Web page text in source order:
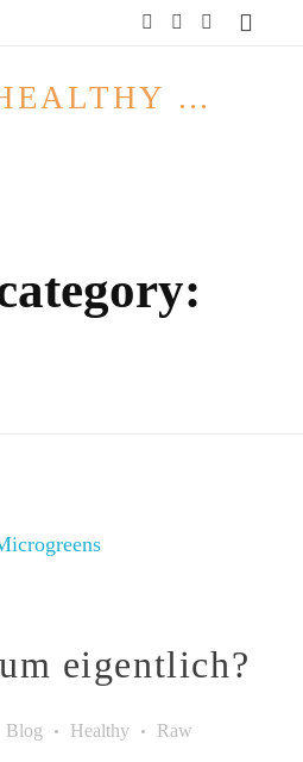
HAPPY HEALTHY RAW & FREE – ROH MACHT FROH!
eigentlich?
Blog Healthy Raw